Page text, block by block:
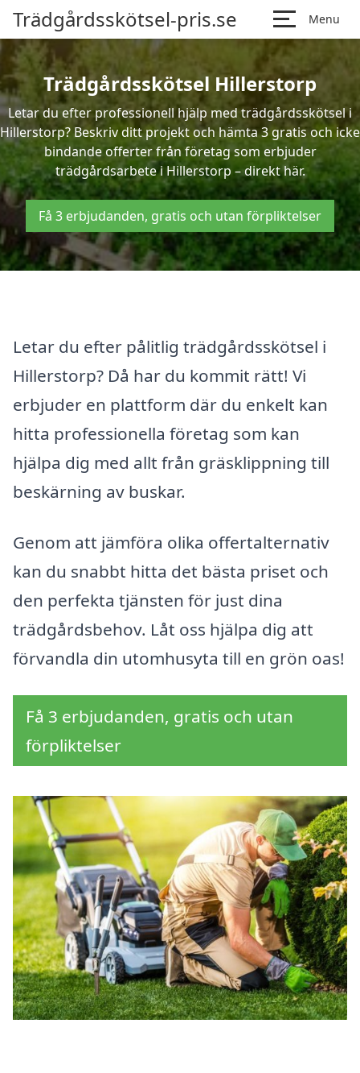
Trädgårdsskötsel-pris.se Menu
Trädgårdsskötsel Hillerstorp
Letar du efter professionell hjälp med trädgårdsskötsel i
Hillerstorp? Beskriv ditt projekt och hämta 3 gratis och icke
bindande offerter från företag som erbjuder
trädgårdsarbete i Hillerstorp – direkt här.
Få 3 erbjudanden, gratis och utan förpliktelser
Letar du efter pålitlig trädgårdsskötsel i
Hillerstorp? Då har du kommit rätt! Vi
erbjuder en plattform där du enkelt kan
hitta professionella företag som kan
hjälpa dig med allt från gräsklippning till
beskärning av buskar.
Genom att jämföra olika offertalternativ
kan du snabbt hitta det bästa priset och
den perfekta tjänsten för just dina
trädgårdsbehov. Låt oss hjälpa dig att
förvandla din utomhusyta till en grön oas!
Få 3 erbjudanden, gratis och utan
förpliktelser